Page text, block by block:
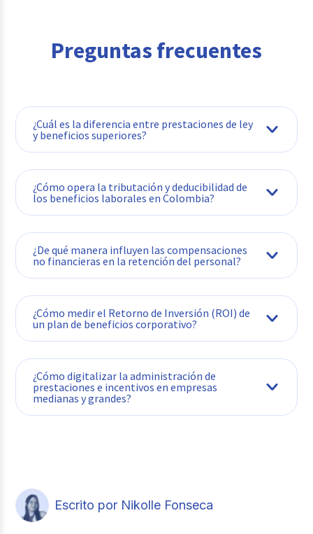
Preguntas frecuentes
¿Cuál es la diferencia entre prestaciones de ley
y beneficios superiores?
¿Cómo opera la tributación y deducibilidad de
los beneficios laborales en Colombia?
¿De qué manera influyen las compensaciones
no financieras en la retención del personal?
¿Cómo medir el Retorno de Inversión (ROI) de
un plan de beneficios corporativo?
¿Cómo digitalizar la administración de
prestaciones e incentivos en empresas
medianas y grandes?
Escrito por Nikolle Fonseca